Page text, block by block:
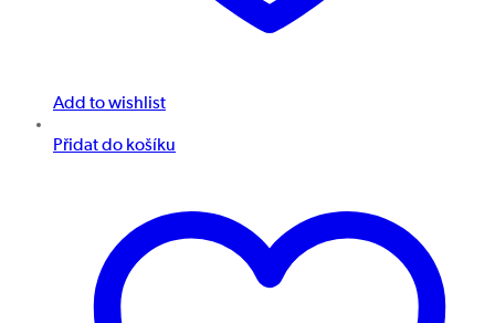
Add to wishlist
Přidat do košíku